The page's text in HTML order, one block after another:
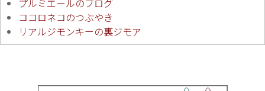
プルミエールのブログ
ココロネコのつぶやき
リアルジモンキーの裏ジモア